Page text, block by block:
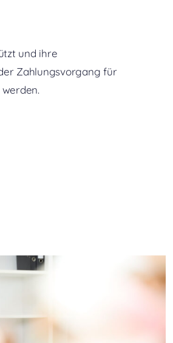
und ihre
Zahlungsvorgang für